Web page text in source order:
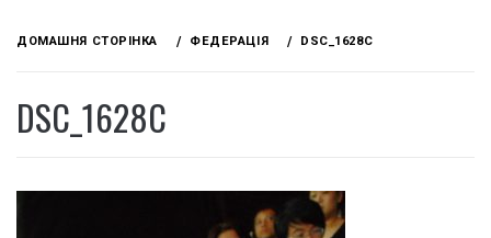
ДОМАШНЯ СТОРІНКА ФЕДЕРАЦІЯ DSC_1628C
DSC_1628C